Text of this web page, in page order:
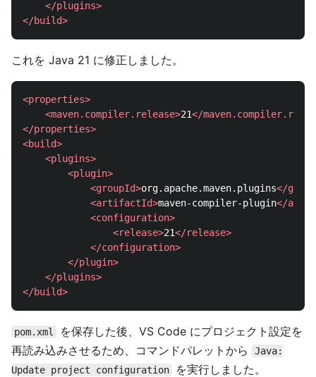
</plugins>
</build>
これを Java 21 に修正しました。
<properties>
<maven.compiler.release>21</
</properties>
<build>
<plugins>
<plugin>
<groupId>org.apache.maven.plugins</
<artifactId>maven-compiler-plugin</
<configuration>
<release>21</release>
</configuration>
</plugin>
</plugins>
</build>
pom.xml
を保存した後、VS Code にプロジェクト設定を
再読み込みさせるため、コマンドパレットから
Java:
Update project configuration
を実行しました。